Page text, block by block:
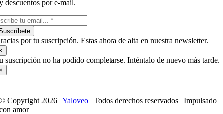
y descuentos por e-mail.
por tu suscripción. Estas ahora de alta en nuestra newsletter.
suscripción no ha podido completarse. Inténtalo de nuevo más tarde.
© Copyright 2026 |Yaloveo | Todos derechos reservados | Impulsado
con amor